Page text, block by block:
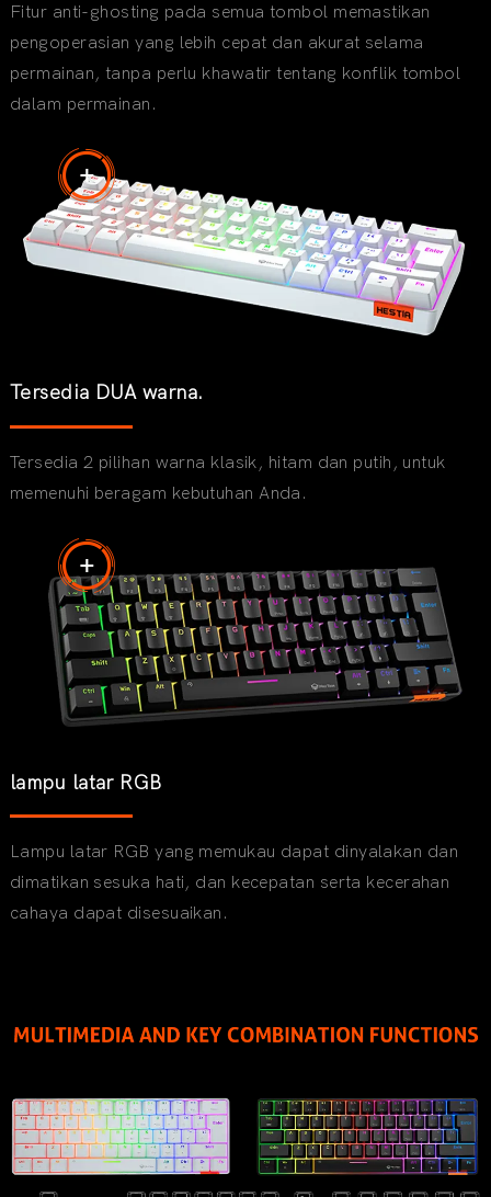
Fitur anti-ghosting pada semua tombol memastikan
pengoperasian yang lebih cepat dan akurat selama
permainan, tanpa perlu khawatir tentang konflik tombol
dalam permainan.
Tersedia DUA warna.
Tersedia 2 pilihan warna klasik, hitam dan putih, untuk
memenuhi beragam kebutuhan Anda.
lampu latar RGB
Lampu latar RGB yang memukau dapat dinyalakan dan
dimatikan sesuka hati, dan kecepatan serta kecerahan
cahaya dapat disesuaikan.